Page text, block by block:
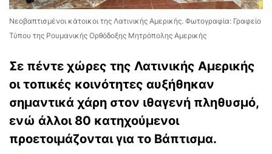
Νεοβαπτισμένοι κάτοικοι της Λατινικής Αμερικής. Φωτογραφία: Γραφείο
Τύπου της Ρουμανικής Ορθόδοξης Μητρόπολης Αμερικής
Σε πέντε χώρες της Λατινικής Αμερικής
οι τοπικές κοινότητες αυξήθηκαν
σημαντικά χάρη στον ιθαγενή πληθυσμό,
ενώ άλλοι 80 κατηχούμενοι
προετοιμάζονται για το Βάπτισμα.